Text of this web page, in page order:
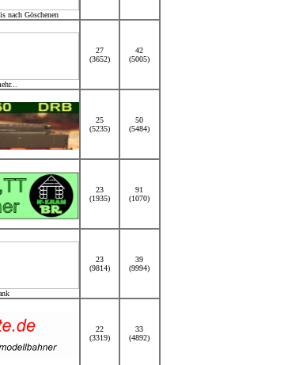
nach Göschenen
27
(3652)
42
(5005)
25
(5235)
50
(5484)
23
(1935)
91
(1070)
23
(9814)
39
(9994)
22
(3319)
33
(4892)